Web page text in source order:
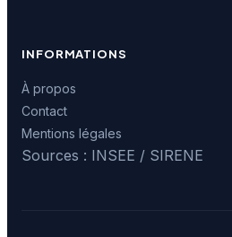
INFORMATIONS
À propos
Contact
Mentions légales
Sources : INSEE / SIRENE